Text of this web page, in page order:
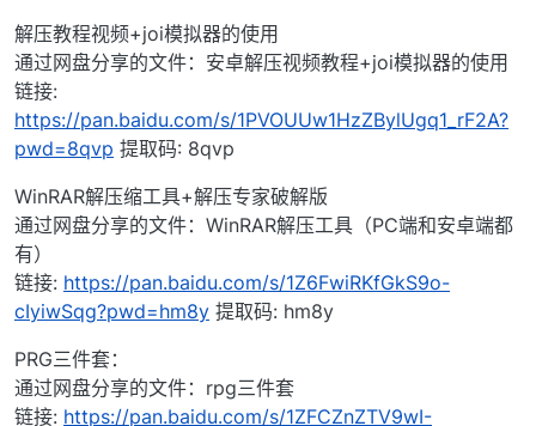
解压教程视频+joi模拟器的使用
通过网盘分享的文件：安卓解压视频教程+joi模拟器的使用
链接:
https://pan.baidu.com/s/1PVOUUw1HzZBylUgq1_rF2A?
pwd=8qvp 提取码: 8qvp
WinRAR解压缩工具+解压专家破解版
通过网盘分享的文件：WinRAR解压工具（PC端和安卓端都
有）
链接: https://pan.baidu.com/s/1Z6FwiRKfGkS9o-
cIyiwSqg?pwd=hm8y 提取码: hm8y
PRG三件套：
通过网盘分享的文件：rpg三件套
链接: https://pan.baidu.com/s/1ZFCZnZTV9wI-